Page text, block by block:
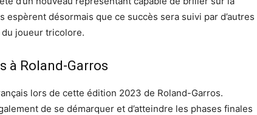
désormais que ce succès sera suivi par d’autres
joueur tricolore.
à Roland-Garros
lors de cette édition 2023 de Roland-Garros.
de se démarquer et d’atteindre les phases finales